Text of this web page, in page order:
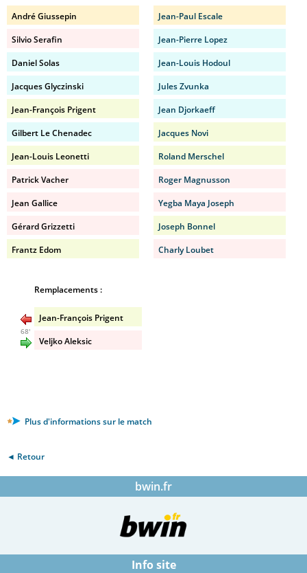
André Giussepin
Silvio Serafin
Daniel Solas
Jacques Glyczinski
Jean-François Prigent
Gilbert Le Chenadec
Jean-Louis Leonetti
Patrick Vacher
Jean Gallice
Gérard Grizzetti
Frantz Edom
Jean-Paul Escale
Jean-Pierre Lopez
Jean-Louis Hodoul
Jules Zvunka
Jean Djorkaeff
Jacques Novi
Roland Merschel
Roger Magnusson
Yegba Maya Joseph
Joseph Bonnel
Charly Loubet
Remplacements :
Jean-François Prigent
68'
Veljko Aleksic
Plus d'informations sur le match
◄ Retour
bwin.fr
Info site